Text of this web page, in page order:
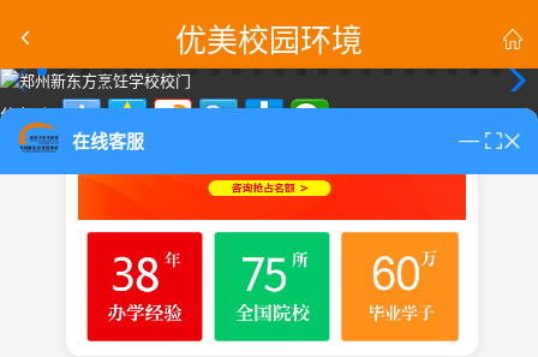
 优美校园环境 
分享到：
首页
专业
校园
资讯
大厨
作品
招生热线：0371-6783 3266
郑州新东方烹饪学校 官网
在线客服
郑州新东方烹饪学校 13:06